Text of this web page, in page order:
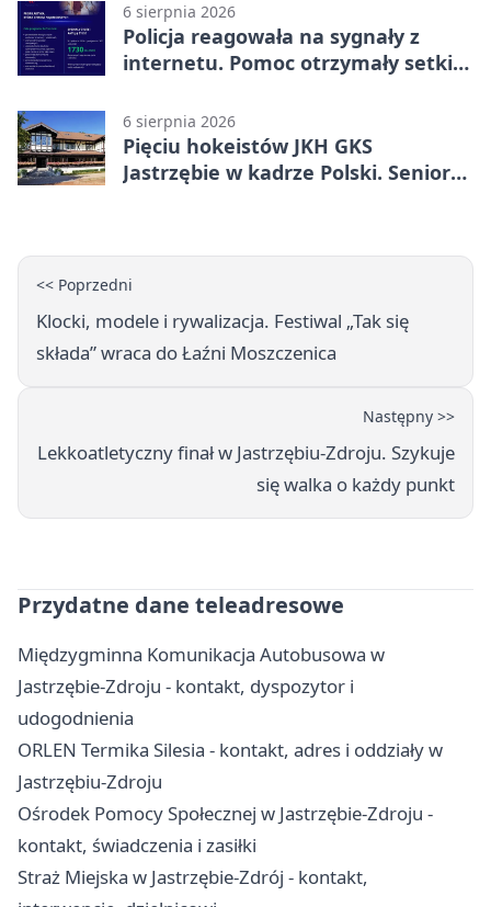
6 sierpnia 2026
Policja reagowała na sygnały z
internetu. Pomoc otrzymały setki
6 sierpnia 2026
Pięciu hokeistów JKH GKS
Jastrzębie w kadrze Polski. Seniorzy
<< Poprzedni
Klocki, modele i rywalizacja. Festiwal „Tak się
składa” wraca do Łaźni Moszczenica
Następny >>
Lekkoatletyczny finał w Jastrzębiu-Zdroju. Szykuje
się walka o każdy punkt
Przydatne dane teleadresowe
Międzygminna Komunikacja Autobusowa w
Jastrzębie-Zdroju - kontakt, dyspozytor i
udogodnienia
ORLEN Termika Silesia - kontakt, adres i oddziały w
Jastrzębiu-Zdroju
Ośrodek Pomocy Społecznej w Jastrzębie-Zdroju -
kontakt, świadczenia i zasiłki
Straż Miejska w Jastrzębie-Zdrój - kontakt,